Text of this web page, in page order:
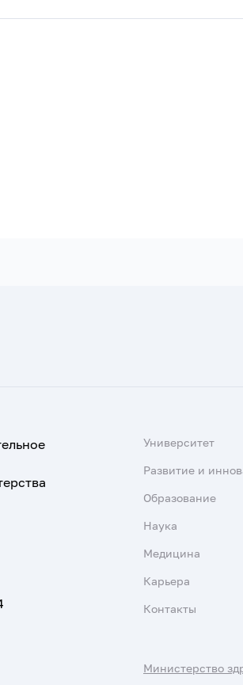
Университет
Развитие и
Образование
Наука
Медицина
Карьера
Контакты
Министерство